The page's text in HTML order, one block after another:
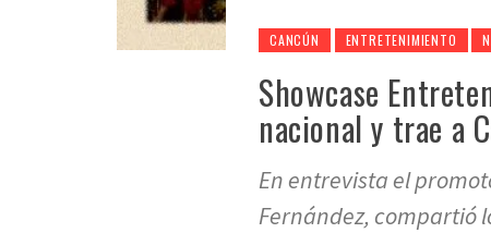
CANCÚN ENTRETENIMIENTO
Showcase
nacional y trae a
En entrevista el
Fernández, compartió